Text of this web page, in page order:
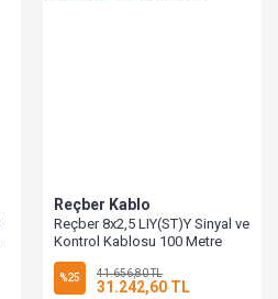
Reçber Kablo
Reçber 8x2,5 LIY(ST)Y Sinyal ve
Kontrol Kablosu 100 Metre
%25 41.656,80 TL
31.242,60 TL